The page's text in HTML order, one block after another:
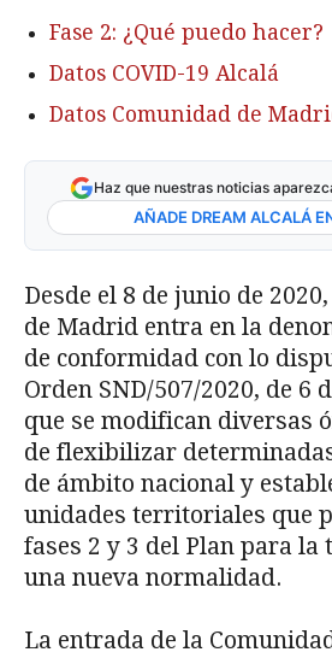
Fase 2: ¿Qué puedo hacer?
Datos COVID-19 Alcalá
Datos Comunidad de
Haz que nuestras noticias
AÑADE DREAM ALCALÁ
Desde el 8 de junio de
de Madrid entra en la
de conformidad con lo
Orden SND/507/2020, de 6
que se modifican diversas
de flexibilizar
de ámbito nacional y
unidades territoriales que
fases 2 y 3 del Plan para la
una nueva normalidad.
La entrada de la